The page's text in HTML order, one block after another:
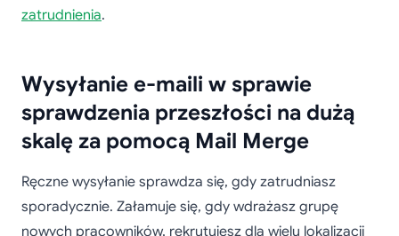
zatrudnienia.
Wysyłanie e-maili w sprawie
sprawdzenia przeszłości na dużą
skalę za pomocą Mail Merge
Ręczne wysyłanie sprawdza się, gdy zatrudniasz
sporadycznie. Załamuje się, gdy wdrażasz grupę
nowych pracowników, rekrutujesz dla wielu lokalizacji